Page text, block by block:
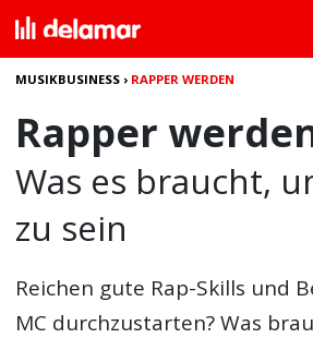
MUSIKBUSINESS › RAPPER WERDEN
Rapper
Was es braucht,
zu sein
Reichen gute Rap-Skills und
MC durchzustarten? Was